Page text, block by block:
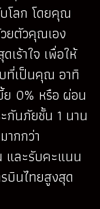
โลก โดยคุณ
ยตัวคุณเอง
ร้าใจ เพื่อให้
ที่เป็นคุณ อาทิ
ย 0% หรือ ผ่อน
กันภัยชั้น 1 นาน
ากกว่า
และรับคะแนน
บินไทยสูงสุด